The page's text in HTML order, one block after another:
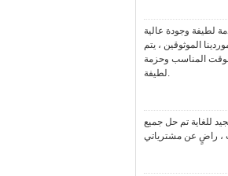
لطيفة وجودة عالية
الموثوقين ، يتم
المناسب وحزمة
لطيفة.
للغاية تم حل جميع